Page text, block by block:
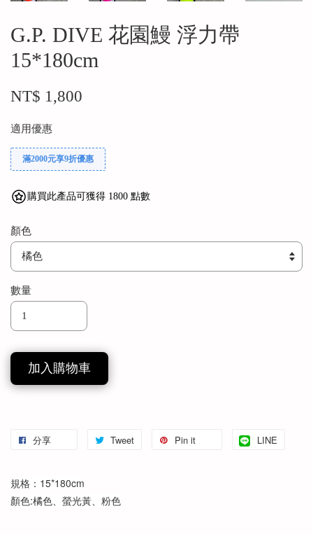
G.P. DIVE 花園鰻 浮力帶
15*180cm
NT$ 1,800
適用優惠
滿2000元享9折優惠
購買此產品可獲得 1800 點數
顏色
數量
加入購物車
分享 Tweet Pin it LINE
規格：15*180cm
顏色:橘色、螢光黃、粉色